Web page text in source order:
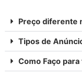
Preço diferente
Tipos de
Como Faço